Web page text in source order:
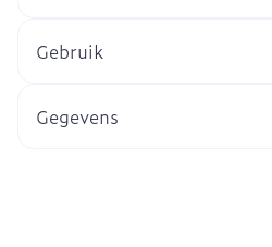
Gebruik
Gegevens